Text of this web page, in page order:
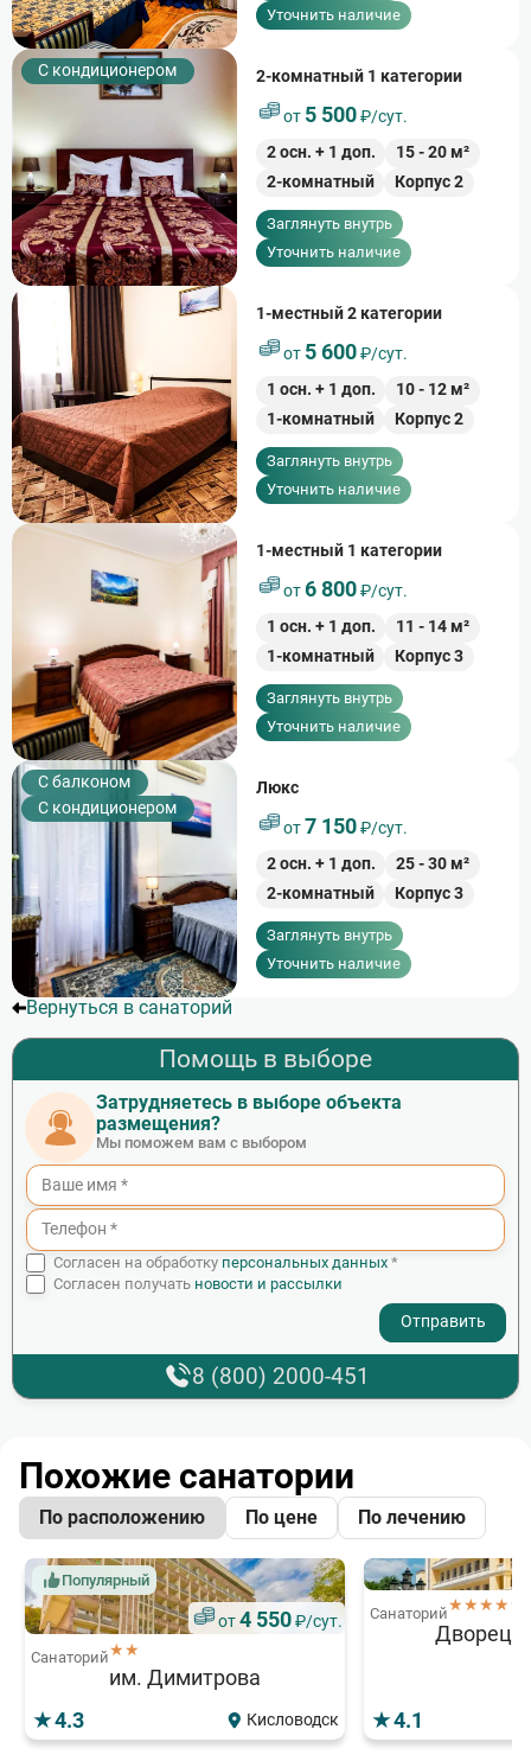
Уточнить наличие
С кондиционером
2-комнатный 1 категории
от 5 500₽/сут.
2осн. + 1 доп. 15-20м²
2-комнатный
Корпус 2
Заглянуть внутрь
Уточнить наличие
1-местный 2 категории
от 5 600₽/сут.
1 осн. + 1 доп. 10- 12м²
1-комнатный
Корпус 2
Заглянуть внутрь
Уточнить наличие
1-местный 1 категории
от6 800₽/сут.
1 осн. + 1 доп. 11 - 14м²
1-комнатный
Корпус 3
Заглянуть внутрь
Уточнить наличие
C балконом
С кондиционером
Люкс
от7 150₽/сут.
2осн. + 1 доп. 25-30м²
2-комнатный
Корпус 3
Заглянуть внутрь
Уточнить наличие
Вернуться в санаторий
Помощь в выборе
Затрудняетесь в выборе объекта
размещения?
Мы поможем вам с выбором
Согласен на обработку персональных данных *
Согласен получать новости и рассылки
8 (800) 2000-451
Похожие санатории
По расположению По цене По лечению
Популярный
от4 550₽/сут.
Санаторий★★
им. Димитрова
4.3
Кисловодск
Санаторий★★★★★
Дворец
4.1